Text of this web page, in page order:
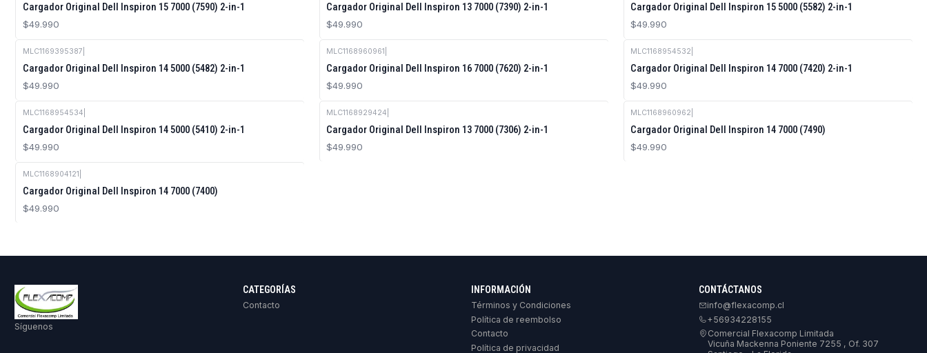
Cargador Original Dell Inspiron 15 7000 (7590) 2-in-1
$49.990
Cargador Original Dell Inspiron 13 7000 (7390) 2-in-1
$49.990
Cargador Original Dell Inspiron 15 5000 (5582) 2-in-1
$49.990
MLC1169395387
Cargador Original Dell Inspiron 14 5000 (5482) 2-in-1
$49.990
MLC1168960961
Cargador Original Dell Inspiron 16 7000 (7620) 2-in-1
$49.990
MLC1168954532
Cargador Original Dell Inspiron 14 7000 (7420) 2-in-1
$49.990
MLC1168954534
Cargador Original Dell Inspiron 14 5000 (5410) 2-in-1
$49.990
MLC1168929424
Cargador Original Dell Inspiron 13 7000 (7306) 2-in-1
$49.990
MLC1168960962
Cargador Original Dell Inspiron 14 7000 (7490)
$49.990
MLC1168904121
Cargador Original Dell Inspiron 14 7000 (7400)
$49.990
Síguenos
CATEGORÍAS
Contacto
INFORMACIÓN
Términos y Condiciones
Política de reembolso
Contacto
Política de privacidad
CONTÁCTANOS
info@flexacomp.cl
+56934228155
Comercial Flexacomp Limitada
Vicuña Mackenna Poniente 7255 , Of. 307